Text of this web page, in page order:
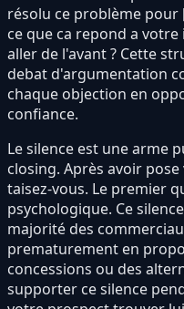
résolu ce problème pour
ce que ca repond a
aller de l'avant ? Cette
debat d'argumentation
chaque objection en
confiance.
Le silence est une arme
closing. Après avoir
taisez-vous. Le premier
psychologique. Ce
majorité des
prematurement en
concessions ou des
supporter ce silence